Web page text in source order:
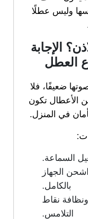
وليس عطلًا
الإجابة
العطل
ضعيفًا، فلا
الأعطال تكون
في المنزل.
السماعة.
الجهاز
بالكامل.
نقاط
التلامس.